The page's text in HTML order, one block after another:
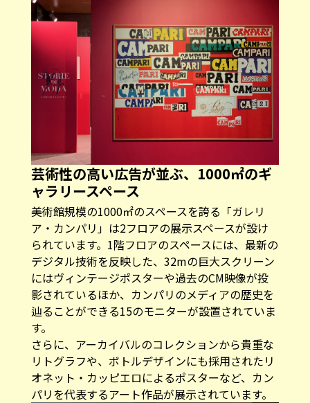
芸術性の高い広告が並ぶ、1000㎡のギ
ャラリースペース
美術館規模の1000㎡のスペースを誇る「ガレリ
ア・カンパリ」は2フロアの展示スペースが設け
られています。1階フロアのスペースには、最新の
デジタル技術を反映した、32mの巨大スクリーン
にはヴィンテージポスターや過去のCM映像が投
影されているほか、カンパリのメディアの歴史を
辿ることができる15のモニターが設置されていま
す。
さらに、アーカイバルのコレクションから貴重な
リトグラフや、ボトルデザインにも採用されたリ
オネット・カッピエロによるポスターなど、カン
パリを代表するアート作品が展示されています。